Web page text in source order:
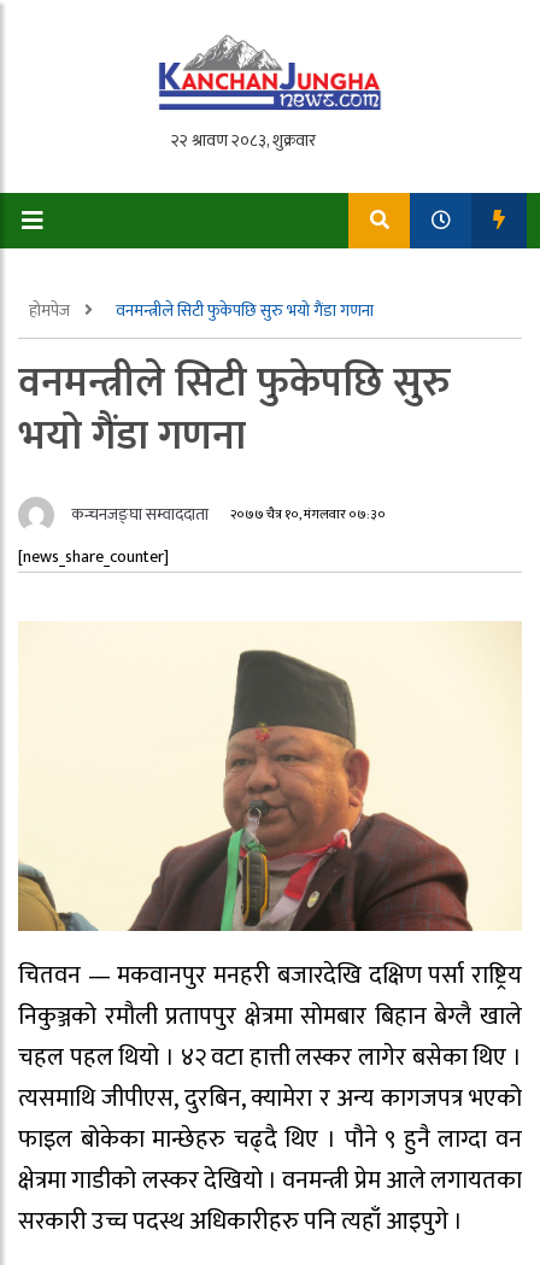
होमपेज वनमन्त्रीले सिटी फुकेपछि सुरु भयो गैंडा गणना
वनमन्त्रीले सिटी फुकेपछि सुरु
भयो गैंडा गणना
कन्चनजङ्घा सम्वाददाता २०७७ चैत्र १०, मंगलवार ०७:३०
[news_share_counter]
चितवन — मकवानपुर मनहरी बजारदेखि दक्षिण पर्सा राष्ट्रिय
निकुञ्जको रमौली प्रतापपुर क्षेत्रमा सोमबार बिहान बेग्लै खाले
चहल पहल थियो । ४२ वटा हात्ती लस्कर लागेर बसेका थिए ।
त्यसमाथि जीपीएस, दुरबिन, क्यामेरा र अन्य कागजपत्र भएको
फाइल बोकेका मान्छेहरु चढ्दै थिए । पौने ९ हुनै लाग्दा वन
क्षेत्रमा गाडीको लस्कर देखियो । वनमन्त्री प्रेम आले लगायतका
सरकारी उच्च पदस्थ अधिकारीहरु पनि त्यहाँ आइपुगे ।